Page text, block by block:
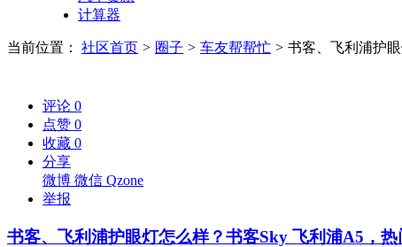
计算器
当前位置： 社区首页 > 圈子 > 车友帮帮忙 > 书客、飞利浦护
评论 0
点赞 0
收藏 0
分享
微博 微信 Qzone
举报
书客、飞利浦护眼灯怎么样？书客Sky 飞利浦A5，